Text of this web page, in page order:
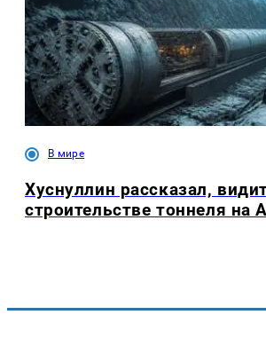
В мире
Хуснуллин рассказал,
строительстве тоннеля на